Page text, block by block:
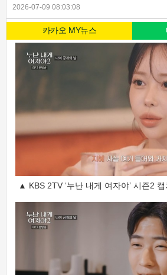
2026-07-09 08:03:08
카카오 MY뉴스
▲ KBS 2TV ‘누난 내게 여자야’ 시즌2 캡